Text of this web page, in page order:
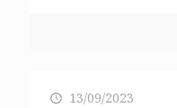
13/09/2023